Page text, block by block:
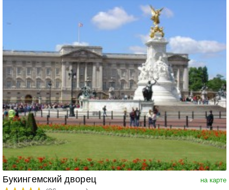
на карте
Букингемский дворец